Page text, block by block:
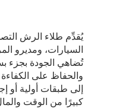
يُقدِّم طلاء الرش
السيارات، ومديرو
تُضاهي الجودة بجزء
والحفاظ على
إلى طبقات أولية أو
كبيرًا من الوقت